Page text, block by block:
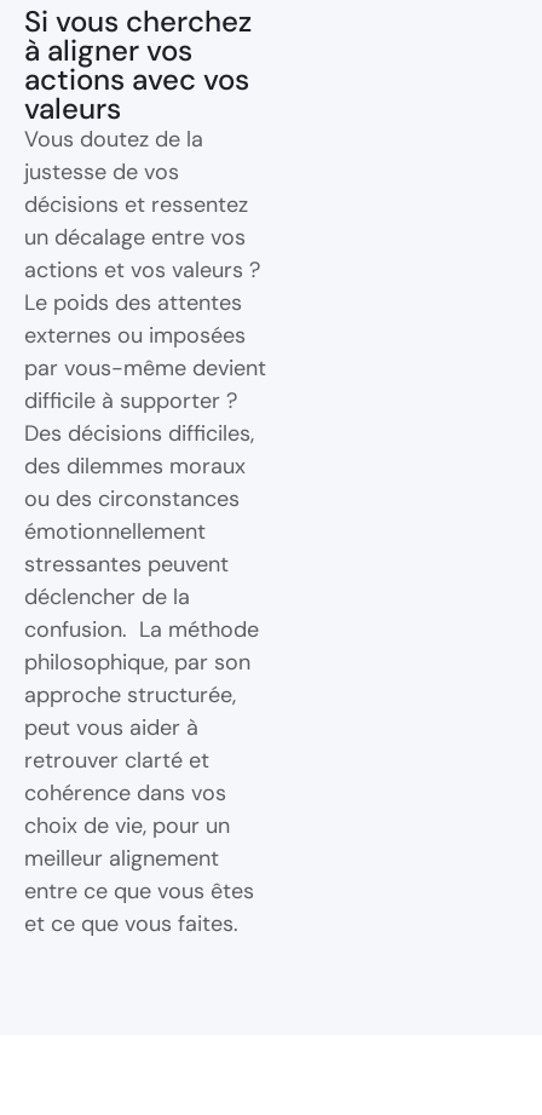
Si vous cherchez
à aligner vos
actions avec vos
valeurs
Vous doutez de la
justesse de vos
décisions et ressentez
un décalage entre vos
actions et vos valeurs ?
Le poids des attentes
externes ou imposées
par vous-même devient
difficile à supporter ?
Des décisions difficiles,
des dilemmes moraux
ou des circonstances
émotionnellement
stressantes peuvent
déclencher de la
confusion. La méthode
philosophique, par son
approche structurée,
peut vous aider à
retrouver clarté et
cohérence dans vos
choix de vie, pour un
meilleur alignement
entre ce que vous êtes
et ce que vous faites.